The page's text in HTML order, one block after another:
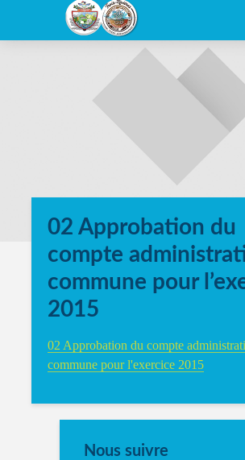
02 Approbation du
compte
commune pour
2015
02 Approbation du compte
commune pour l'exercice 2015
Nous suivre